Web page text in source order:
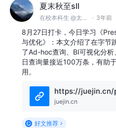
夏末秋至sll
在校本科生 @太原理工大学 · 3年前
8月27日打卡，今日学习《
与优化》：本文介绍了在字节
了Ad-hoc查询、BI可视化分析
日查询量接近100万条，有助
用。
juejin.cn
好文推荐